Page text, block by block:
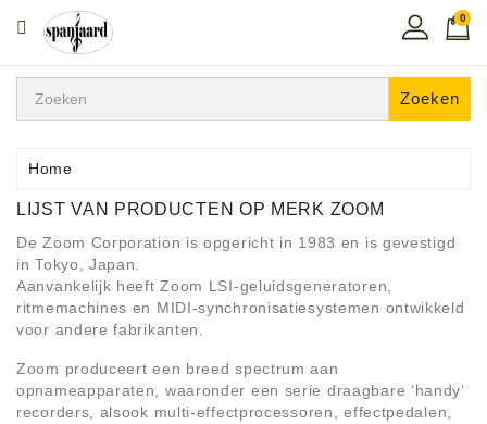
CATEGORIE
Home
In
Regio
Toetsen
Instrumenten
Hifi
Snaarinstrumenten
0
Zoeken
Home
LIJST VAN PRODUCTEN OP MERK ZOOM
De Zoom Corporation is opgericht in 1983 en is gevestigd
in Tokyo, Japan.
Aanvankelijk heeft Zoom LSI-geluidsgeneratoren,
ritmemachines en MIDI-synchronisatiesystemen ontwikkeld
voor andere fabrikanten.
Zoom produceert een breed spectrum aan
opnameapparaten, waaronder een serie draagbare ‘handy’
recorders, alsook multi-effectprocessoren, effectpedalen,